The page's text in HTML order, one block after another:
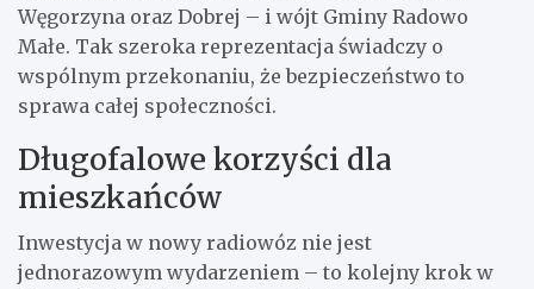
Węgorzyna oraz Dobrej – i wójt Gminy Radowo
Małe. Tak szeroka reprezentacja świadczy o
wspólnym przekonaniu, że bezpieczeństwo to
sprawa całej społeczności.
Długofalowe korzyści dla
mieszkańców
Inwestycja w nowy radiowóz nie jest
jednorazowym wydarzeniem – to kolejny krok w